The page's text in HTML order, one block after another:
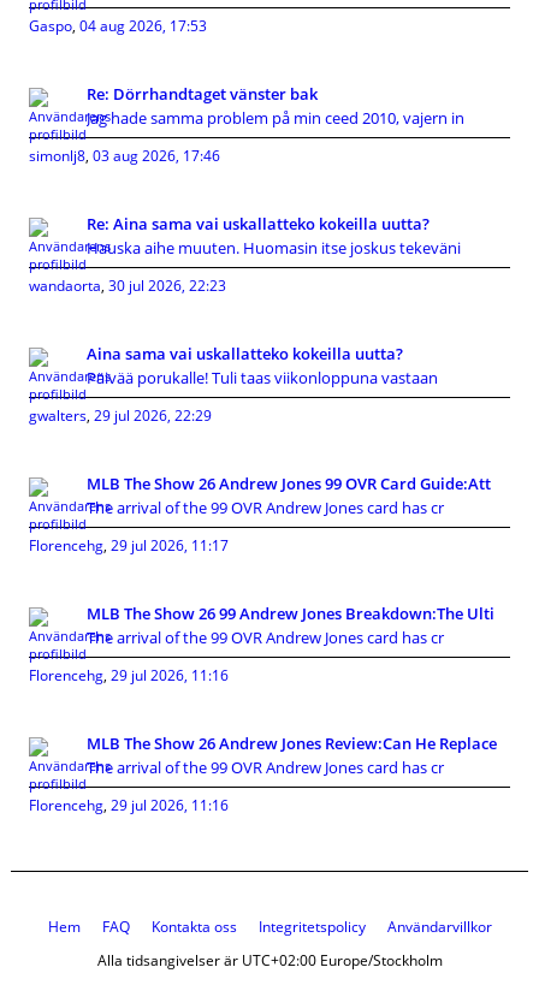
Gaspo, 04 aug 2026, 17:53
Re: Dörrhandtaget vänster bak
Jag hade samma problem på min ceed 2010, vajern in
simonlj8, 03 aug 2026, 17:46
Re: Aina sama vai uskallatteko kokeilla uutta?
Hauska aihe muuten. Huomasin itse joskus tekeväni
wandaorta, 30 jul 2026, 22:23
Aina sama vai uskallatteko kokeilla uutta?
Päivää porukalle! Tuli taas viikonloppuna vastaan
gwalters, 29 jul 2026, 22:29
MLB The Show 26 Andrew Jones 99 OVR Card Guide:Att
The arrival of the 99 OVR Andrew Jones card has cr
Florencehg, 29 jul 2026, 11:17
MLB The Show 26 99 Andrew Jones Breakdown:The Ulti
The arrival of the 99 OVR Andrew Jones card has cr
Florencehg, 29 jul 2026, 11:16
MLB The Show 26 Andrew Jones Review:Can He Replace
The arrival of the 99 OVR Andrew Jones card has cr
Florencehg, 29 jul 2026, 11:16
Hem FAQ Kontakta oss Integritetspolicy
Användarvillkor
Alla tidsangivelser är UTC+02:00 Europe/Stockholm